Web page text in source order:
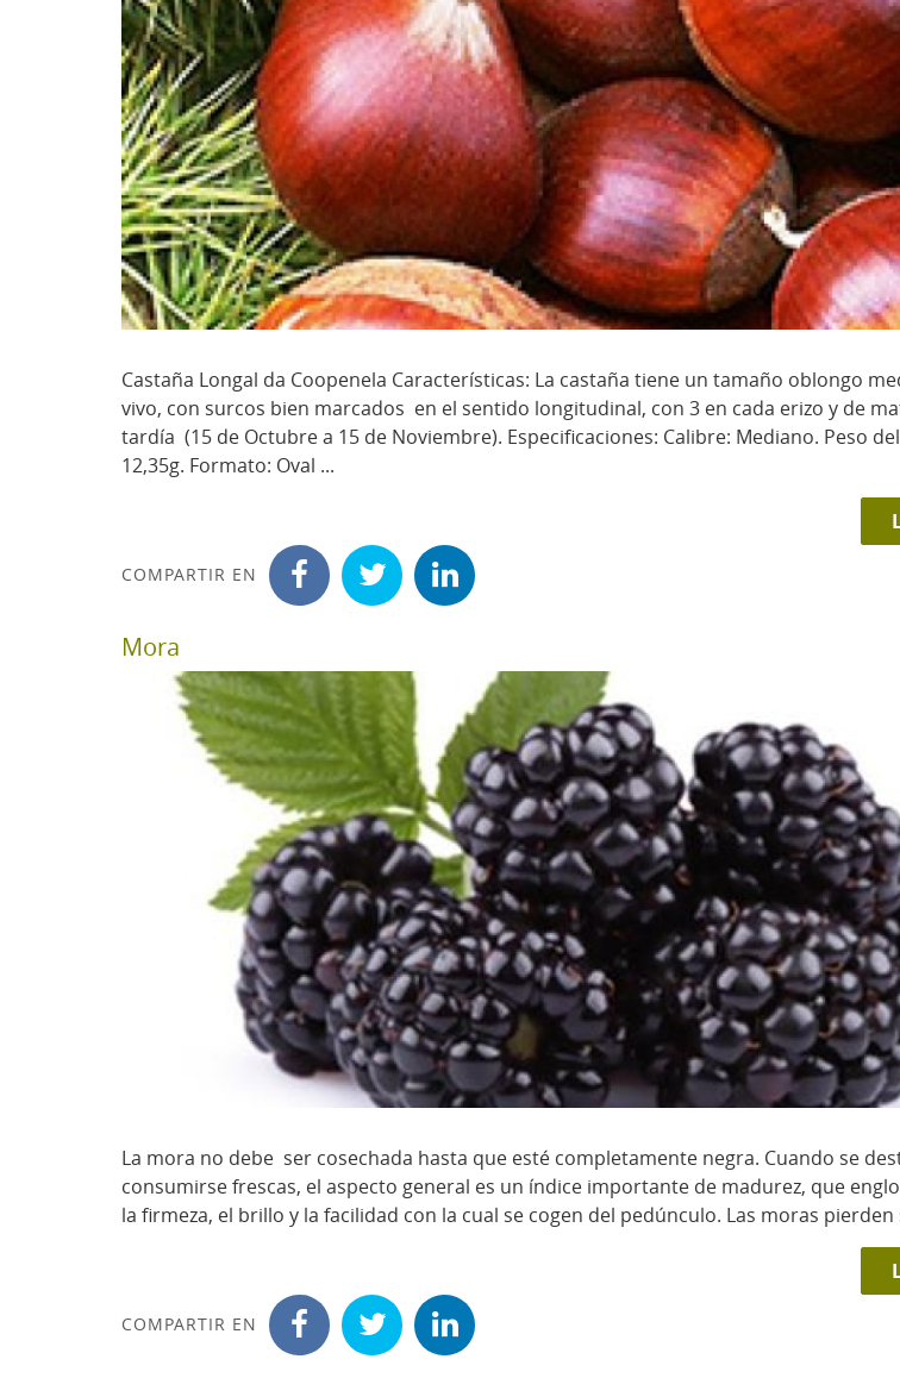
Castaña Longal da Coopenela Características: La castaña tiene un tamaño oblongo
vivo, con surcos bien marcados en el sentido longitudinal, con 3 en cada erizo y de
tardía (15 de Octubre a 15 de Noviembre). Especificaciones: Calibre: Mediano. Peso
12,35g. Formato: Oval ...
COMPARTIR EN
Mora
La mora no debe ser cosechada hasta que esté completamente negra. Cuando se
consumirse frescas, el aspecto general es un índice importante de madurez, que
la firmeza, el brillo y la facilidad con la cual se cogen del pedúnculo. Las moras pierden
COMPARTIR EN